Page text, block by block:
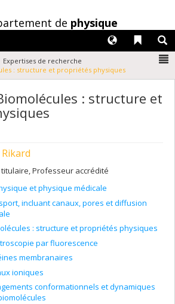
de physique
Liens
Langues
Expertises de recherche
: structure et propriétés physiques
: structure et
Professeur accrédité
et physique médicale
incluant canaux, pores et diffusion
: structure et propriétés physiques
par fluorescence
membranaires
ioniques
conformationnels et dynamiques